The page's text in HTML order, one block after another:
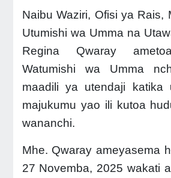
Naibu Waziri, Ofisi ya Rais,
Utumishi wa Umma na
Regina Qwaray
Watumishi wa Umma
maadili ya utendaji katika
majukumu yao ili kutoa
wananchi.
Mhe. Qwaray ameyasema
27 Novemba, 2025 wakati